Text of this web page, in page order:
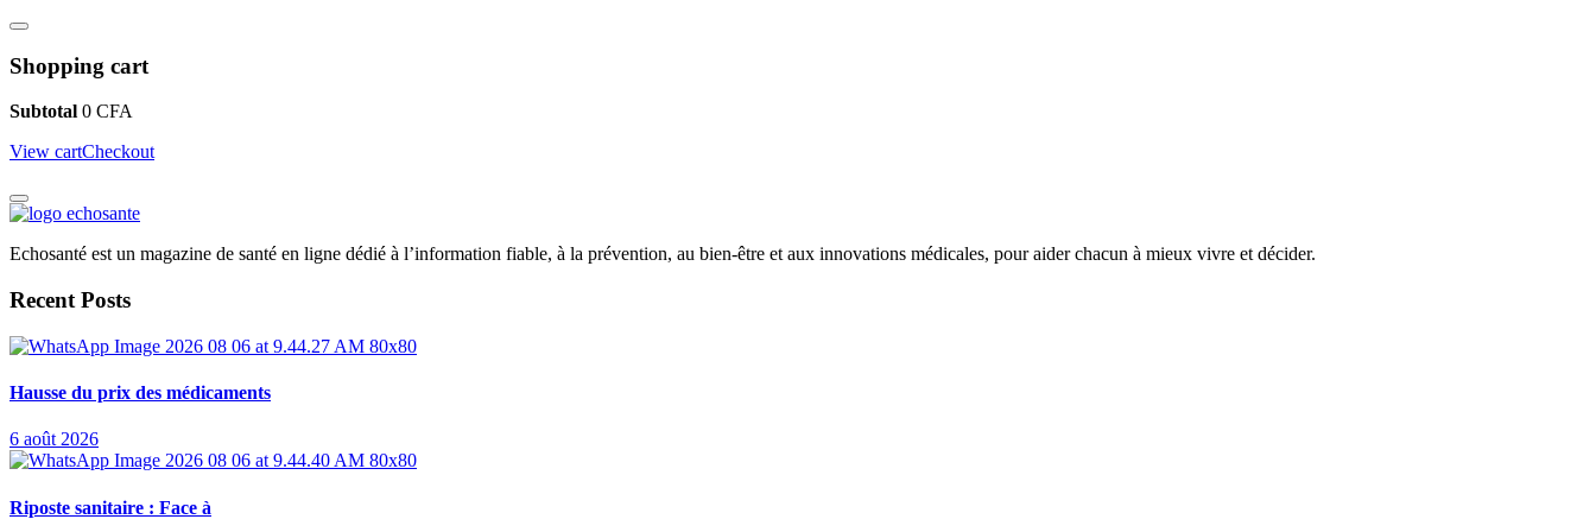
Shopping cart
Subtotal 0 CFA
View cartCheckout
Echosanté est un magazine de santé en ligne dédié à l’information fiable, à la prévention, au bien-être et aux innovations médicales, pour aider chacun à mieux vivre et décider.
Recent Posts
Hausse du prix des médicaments
6 août 2026
Riposte sanitaire : Face à